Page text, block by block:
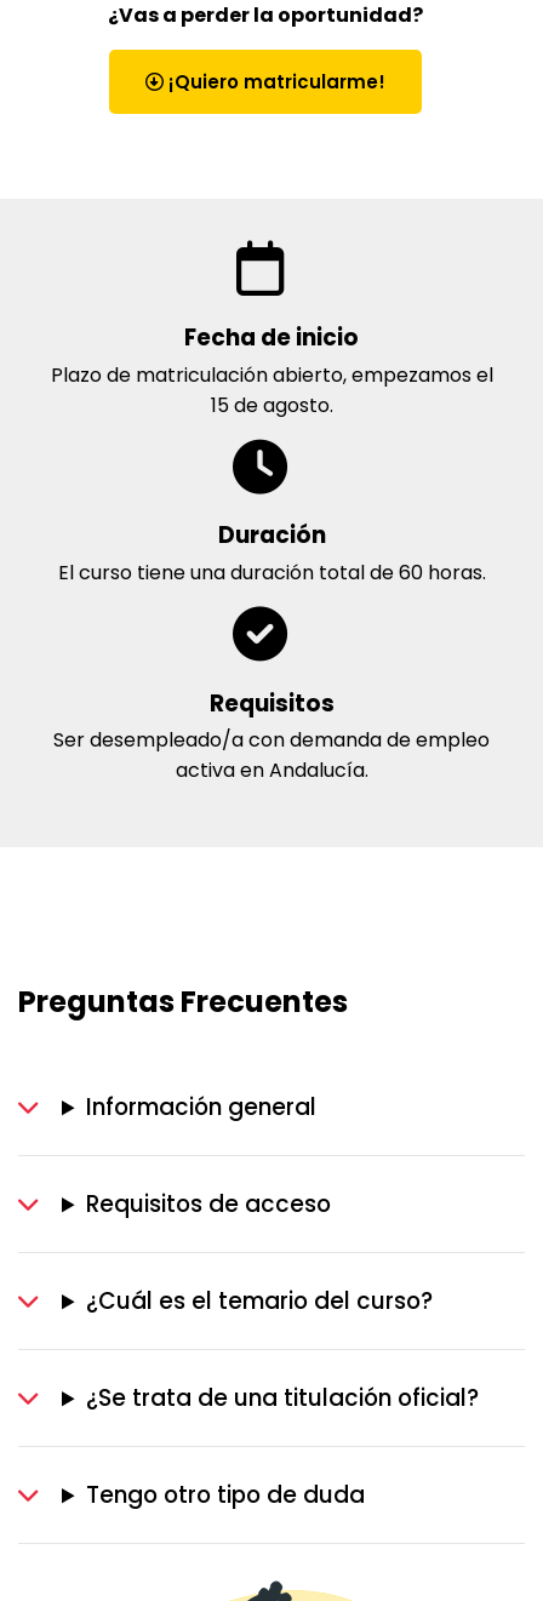
¿Vas a perder la oportunidad?
¡Quiero matricularme!
Fecha de inicio
Plazo de matriculación abierto, empezamos el
15 de agosto.
Duración
El curso tiene una duración total de 60 horas.
Requisitos
Ser desempleado/a con demanda de empleo
activa en Andalucía.
Preguntas Frecuentes
Información general
Requisitos de acceso
¿Cuál es el temario del curso?
¿Se trata de una titulación oficial?
Tengo otro tipo de duda